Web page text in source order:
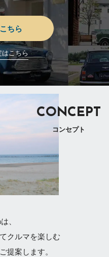
ちら
こちら
CONCEPT
コンセプト
、
クルマを楽しむ
提案します。